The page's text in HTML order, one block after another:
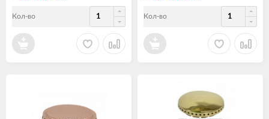
Кол-во Кол-во